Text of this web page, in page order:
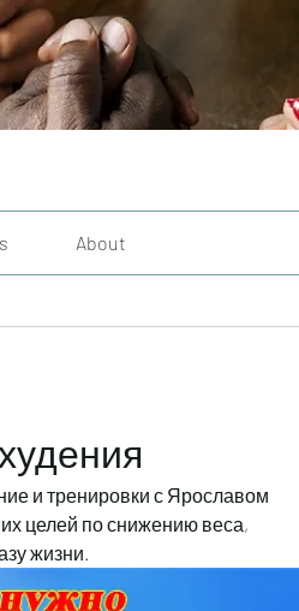
About
и тренировки с Ярославом
целей по снижению веса,
жизни.